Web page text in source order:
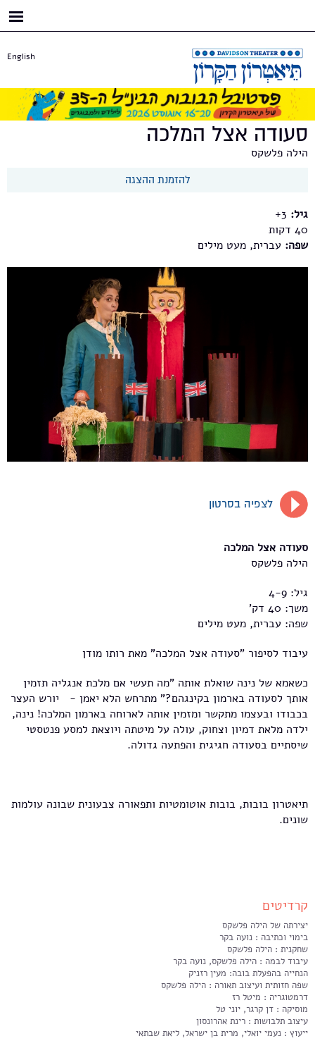
English
סעודה אצל המלכה
הילה פלשקס
להזמנת ההצגה
גיל: 3+
40
שפה: עברית, מעט מילים
לצפיה בסרטון
סעודה אצל המלכה
הילה פלשקס
גיל: 4-9
משך: 40 דק'
שפה: עברית, מעט מילים
עיבוד לסיפור "סעודה אצל המלכה" מאת רותו מודן
כשאמא של נינה שואלת אותה "מה תעשי אם מלכת אנגליה תזמין
אותך לסעודה בארמון בקינגהם?" מתרחש הלא יאמן - יורש העצר
בכבודו ובעצמו מתקשר ומזמין אותה לארוחה בארמון המלכה! נינה,
ילדה מלאת דמיון וצחוק, עולה על מיטתה ויוצאת למסע פנטסטי
שיסתיים בסעודה חגיגית והפתעה גדולה.
תיאטרון בובות, בובות אוטומטיות ותפאורה צבעונית שבונה עולמות
שונים.
קרדיטים
יצירתה של הילה פלשקס
בימוי וכתיבה : נועה בקר
שחקנית : הילה פלשקס
עיבוד לבמה : הילה פלשקס, נועה בקר
הנחייה בהפעלת בובה: מעין רזניק
שפה חזותית ועיצוב תאורה : הילה פלשקס
דרמטוגריה : מיטל רז
מוסיקה : דן קרגר, יוני טל
עיצוב תלבושות : רינת אהרונסון
ייעוץ : נעמי יואלי, מרית בן ישראל, ליאת שבתאי